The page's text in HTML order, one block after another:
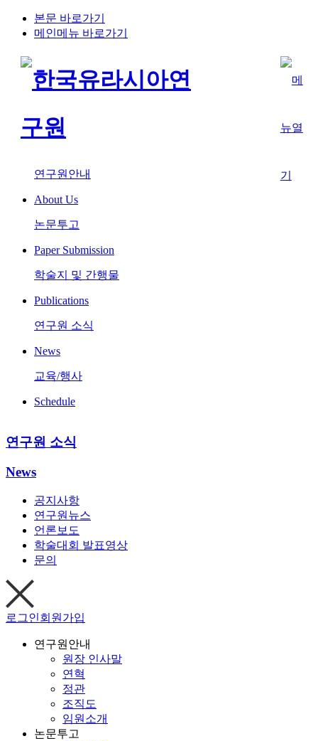
본문 바로가기
메인메뉴 바로가기
연구원안내
About Us
논문투고
Paper Submission
학술지 및 간행물
Publications
연구원 소식
News
교육/행사
Schedule
연구원 소식
News
공지사항
연구원뉴스
언론보도
학술대회 발표영상
문의
로그인회원가입
연구원안내
원장 인사말
연혁
정관
조직도
임원소개
논문투고